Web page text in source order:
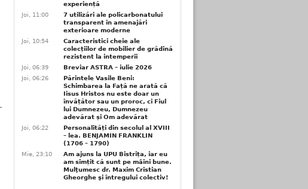
experiență
Joi, 11:00
7 utilizări ale policarbonatului
transparent în amenajări
exterioare moderne
Joi, 10:54
Caracteristici cheie ale
colecțiilor de mobilier de grădină
rezistent la intemperii
Joi, 06:39
Breviar ASTRA – iulie 2026
Joi, 06:26
Părintele Vasile Beni:
Schimbarea la Față ne arată că
Iisus Hristos nu este doar un
învățător sau un proroc, ci Fiul
lui Dumnezeu, Dumnezeu
adevărat și Om adevărat
Joi, 06:22
Personalități din secolul al XVIII
– lea. BENJAMIN FRANKLIN
(1706 – 1790)
Mie, 23:10
Am ajuns la UPU Bistrița, iar eu
am simțit că sunt pe mâini bune.
Mulţumesc dr. Maxim Cristian
Gheorghe şi întregului colectiv!